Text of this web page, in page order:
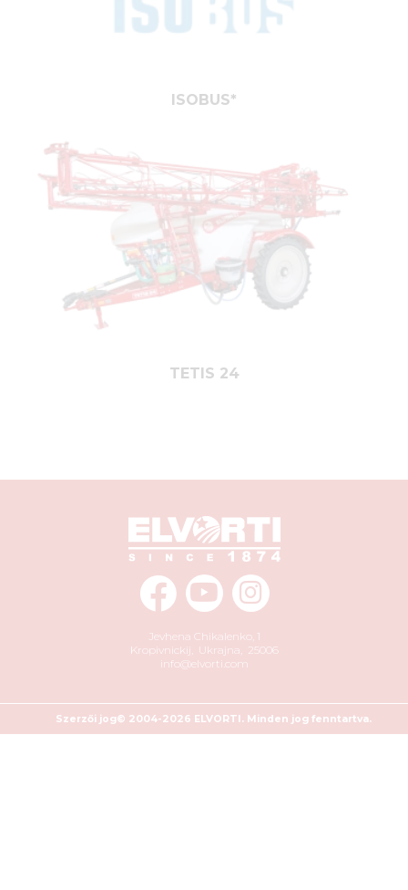
ISOBUS*
TETIS 24
Jevhena Chikalenko, 1
Kropivnickij
Ukrajna
25006
info@elvorti.com
Szerzői jog© 2004-2026 ELVORTI. Minden jog fenntartva.